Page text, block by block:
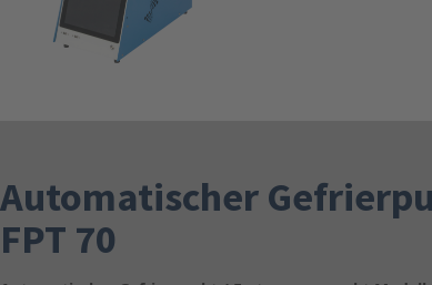
Automatischer
FPT 70